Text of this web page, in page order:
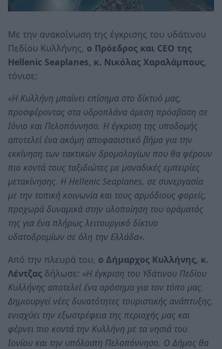
Με την ανακοίνωση της έγκρισης του υδάτινου
Πεδίου Κυλλήνης, ο Πρόεδρος και CEO της
Hellenic Seaplanes, κ. Νικόλας Χαραλάμπους,
τόνισε:
«Η Κυλλήνη μπαίνει επίσημα στο δίκτυό μας,
προσφέροντας στα υδροπλάνα άμεση πρόσβαση σε
Ιόνιο και Πελοπόννησο. Η έγκριση της υποδομής
αποτελεί ένα ακόμη αποφασιστικό βήμα για την
εκκίνηση των τακτικών δρομολογίων που θα φέρουν
πιο κοντά τους ταξιδιώτες με μοναδικές εμπειρίες
μετακίνησης. Η Hellenic Seaplanes, σε συνεργασία
με την τοπική κοινωνία και τους αρμόδιους φορείς,
προχωρά δυναμικά στην υλοποίηση του οράματός
της για ένα πλήρως λειτουργικό δίκτυο
υδατοδρομίων σε όλη την Ελλάδα».
Από την πλευρά του, ο Δήμαρχος Κυλλήνης, κ.
Λέντζας δήλωσε: «Η έγκριση του Υδάτινου Πεδίου
Κυλλήνης αποτελεί ένα ορόσημο για τον τόπο μας.
Δημιουργεί νέες δυνατότητες τουριστικής ανάπτυξης,
ενισχύει την εξωστρέφεια της περιοχής μας και
φέρνει πιο κοντά την Κυλλήνη με τα νησιά του
Ιονίου και την υπόλοιπη Πελοπόννησο. Ο Δήμος θα